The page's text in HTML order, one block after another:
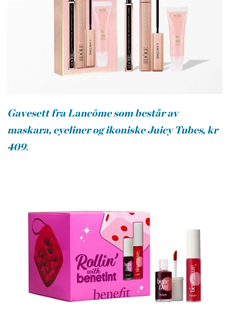
Gavesett fra Lancôme som består av
maskara, eyeliner og ikoniske Juicy Tubes, kr
409.